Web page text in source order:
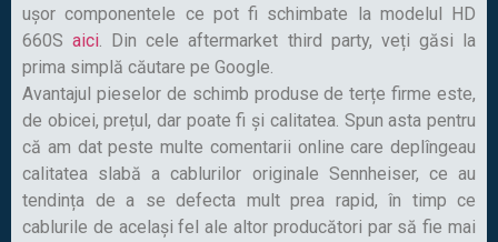
ușor componentele ce pot fi schimbate la modelul HD
660Saici. Din cele aftermarket third party, veți găsi la
prima simplă căutare pe Google.
Avantajul pieselor de schimb produse de terțe firme este,
de obicei, prețul, dar poate fi și calitatea. Spun asta pentru
că am dat peste multe comentarii online care deplîngeau
calitatea slabă a cablurilor originale Sennheiser, ce au
tendința de a se defecta mult prea rapid, în timp ce
cablurile de același fel ale altor producători par să fie mai